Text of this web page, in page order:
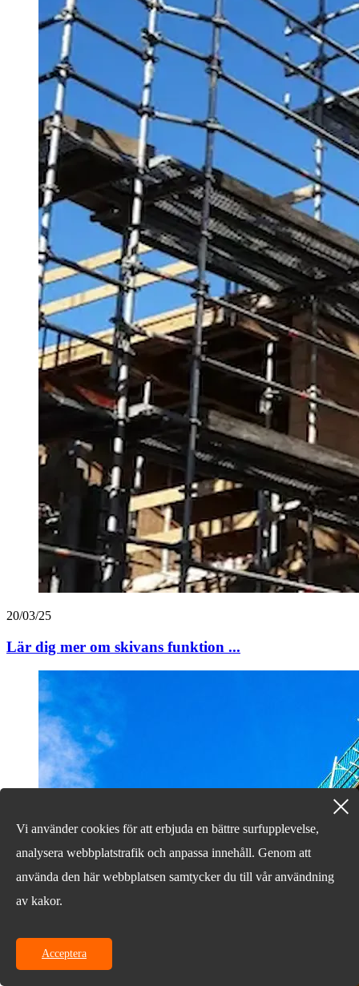
20/03/25
Lär dig mer om skivans funktion ...
Vi använder cookies för att erbjuda en bättre surfupplevelse,
analysera webbplatstrafik och anpassa innehåll. Genom att
använda den här webbplatsen samtycker du till vår användning
av kakor.
Acceptera